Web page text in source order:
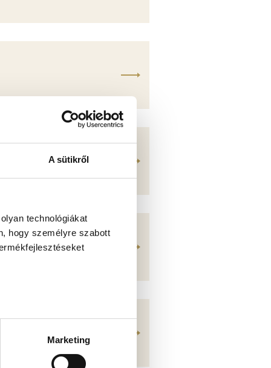
A sütikről
technológiákat
hogy személyre szabott
pontban. Bármikor
Marketing